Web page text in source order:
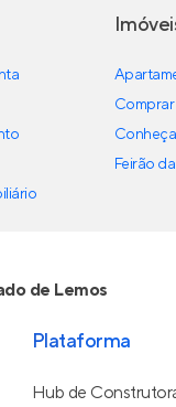
Feirão
de Lemos
Plataforma
Hub de